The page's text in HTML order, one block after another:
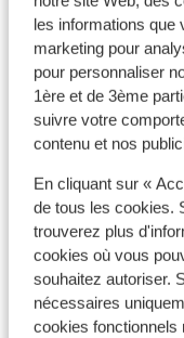
les informations que
marketing pour
pour personnaliser
1ère et de 3ème
suivre votre
contenu et nos
En cliquant sur «
de tous les cookies.
trouverez plus
cookies où vous
souhaitez autoriser.
nécessaires
cookies fonctionnels
Emplacement
À proximité
En bord de mer